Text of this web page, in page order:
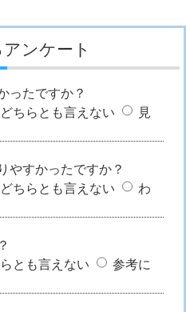
ンケート
ったですか？
どちらとも言えない
見
やすかったですか？
どちらとも言えない
わ
とも言えない
参考に